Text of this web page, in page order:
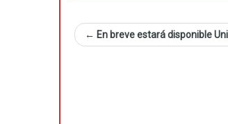
← En breve estará disponible